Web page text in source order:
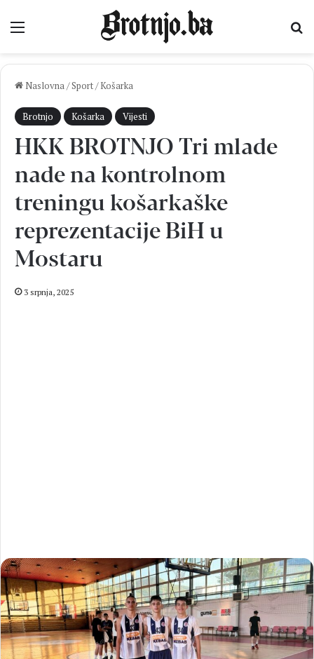
Izbornik
Naslovna/Sport/ Košarka
Brotnjo Košarka Vijesti
HKK BROTNJO Tri mlade
nade na kontrolnom
treningu košarkaške
reprezentacije BiH u
Mostaru
3 srpnja, 2025